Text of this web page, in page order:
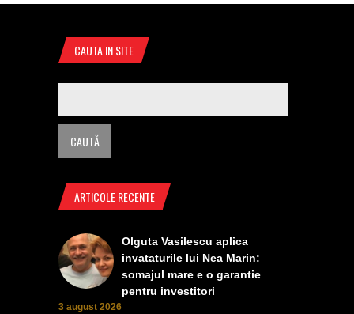
CAUTA IN SITE
ARTICOLE RECENTE
Olguta Vasilescu aplica
invataturile lui Nea Marin:
somajul mare e o garantie
pentru investitori
3 august 2026